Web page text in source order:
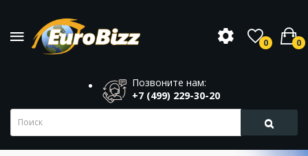
0 0
Позвоните нам:
+7 (499) 229-30-20